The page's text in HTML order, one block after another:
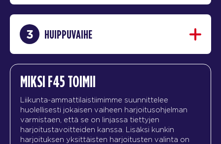
3 HUIPPUVAIHE
MIKSI F45 TOIMII
Liikunta-ammattilaistiimimme suunnittelee
huolellisesti jokaisen vaiheen harjoitusohjelman
varmistaen, että se on linjassa tiettyjen
harjoitustavoitteiden kanssa. Lisäksi kunkin
harjoituksen yksittäisten harjoitusten valinta on